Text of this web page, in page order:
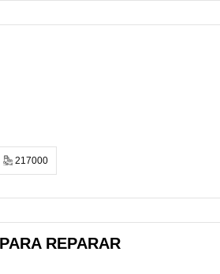
217000
REPARAR